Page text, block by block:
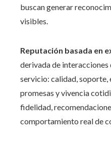
buscan generar
visibles.
Reputación basada en
derivada de
servicio: calidad,
promesas y vivencia
fidelidad,
comportamiento real de